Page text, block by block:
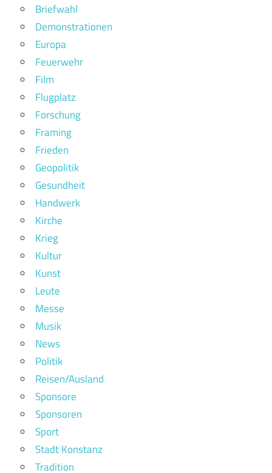
Briefwahl
Demonstrationen
Europa
Feuerwehr
Film
Flugplatz
Forschung
Framing
Frieden
Geopolitik
Gesundheit
Handwerk
Kirche
Krieg
Kultur
Kunst
Leute
Messe
Musik
News
Politik
Reisen/Ausland
Sponsore
Sponsoren
Sport
Stadt Konstanz
Tradition